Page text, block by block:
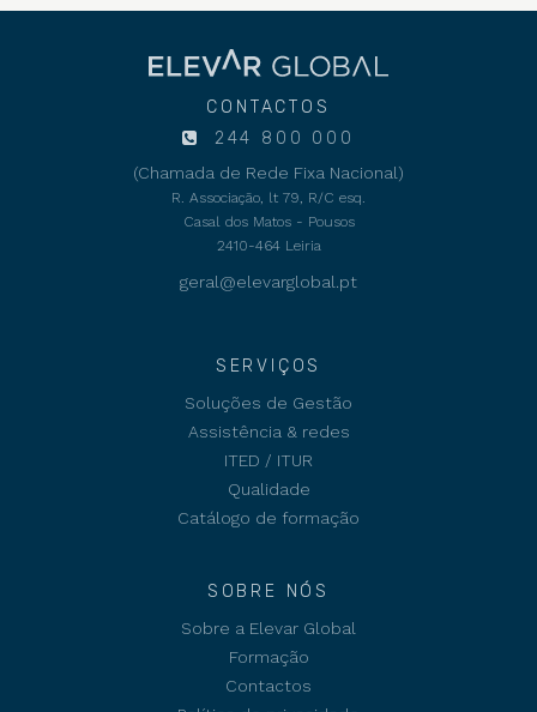
CONTACTOS
244 800 000
(Chamada de Rede Fixa Nacional)
R. Associação, lt 79, R/C esq.
Casal dos Matos - Pousos
2410-464 Leiria
geral@elevarglobal.pt
SERVIÇOS
Soluções de Gestão
Assistência & redes
ITED / ITUR
Qualidade
Catálogo de formação
SOBRE NÓS
Sobre a Elevar Global
Formação
Contactos